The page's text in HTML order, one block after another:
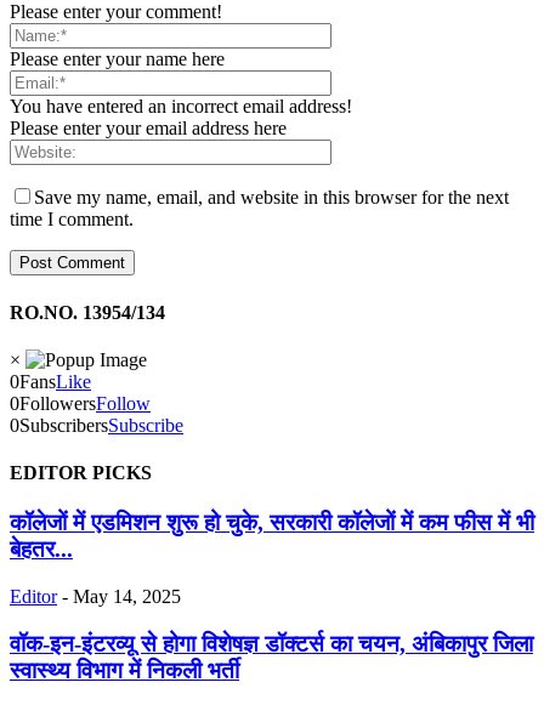
Please enter your comment!
Please enter your name here
You have entered an incorrect email address!
Please enter your email address here
Save my name, email, and website in this browser for the next
time I comment.
RO.NO. 13954/134
×
0FansLike
0FollowersFollow
0SubscribersSubscribe
EDITOR PICKS
कॉलेजों में एडमिशन शुरू हो चुके, सरकारी कॉलेजों में कम फीस में भी
बेहतर...
Editor - May 14, 2025
वॉक-इन-इंटरव्यू से होगा विशेषज्ञ डॉक्टर्स का चयन, अंबिकापुर जिला
स्वास्थ्य विभाग में निकली भर्ती